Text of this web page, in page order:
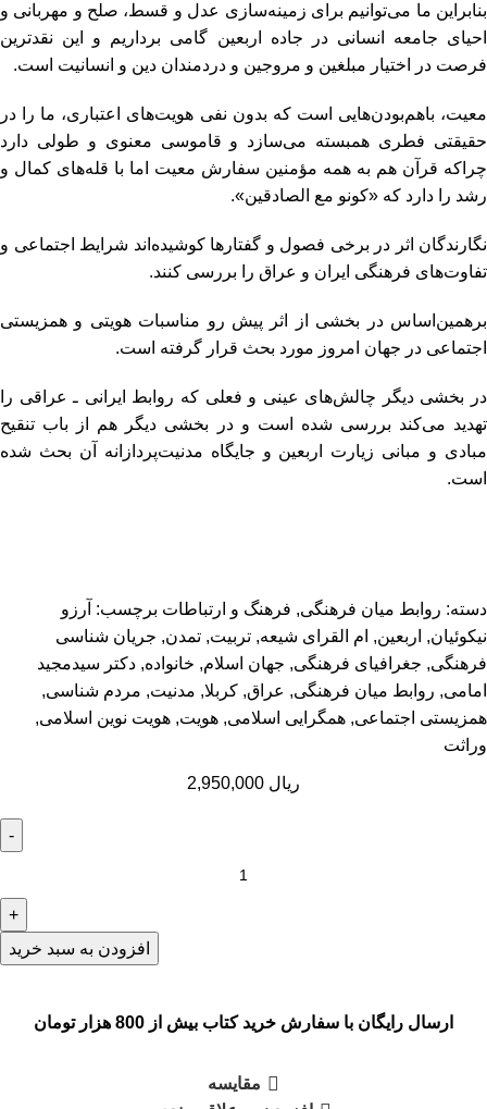
بنابراین ما می‌توانیم برای زمینه‌سازی عدل و قسط، صلح و مهربانی و‌
احیای جامعه انسانی در جاده اربعین گامی برداریم و این نقدترین
فرصت در اختیار مبلغین و مروجین و دردمندان دین و انسانیت است.
معیت، با‌هم‌بودن‌هایی است که بدون نفی هویت‌های اعتباری، ما را در
حقیقتی فطری همبسته می‌سازد و قاموسی معنوی و طولی دارد
چرا‌که قرآن هم به همه مؤمنین سفارش معیت اما با قله‌های کمال و
رشد را دارد که «کونو مع الصادقین».
نگارندگان اثر در برخی فصول و گفتارها کوشیده‌اند شرایط اجتماعی و
تفاوت‌های فرهنگی‌ ایران و عراق را بررسی کنند.
بر‌همین‌اساس در بخشی از اثر پیش رو مناسبات هویتی و همزیستی
اجتماعی در جهان امروز مورد بحث قرار گرفته است.
در بخشی دیگر چالش‌های عینی و فعلی که روابط ایرانی ـ عراقی را
تهدید می‌کند بررسی شده است و در بخشی دیگر هم از باب تنقیح
مبادی و مبانی زیارت اربعین و جایگاه مدنیت‌پردازانه آن بحث شده
است.
دسته: روابط میان فرهنگی, فرهنگ و ارتباطات برچسب: آرزو
نیکوئیان, اربعین, ام القرای شیعه, تربیت, تمدن, جریان شناسی
فرهنگی, جغرافیای فرهنگی, جهان اسلام, خانواده, دکتر سیدمجید
امامی, روابط میان فرهنگی, عراق, کربلا, مدنیت, مردم شناسی,
همزیستی اجتماعی, همگرایی اسلامی, هویت, هویت نوین اسلامی,
وراثت
ریال
افزودن به سبد خرید
ارسال رایگان با سفارش خرید کتاب بیش از 800 هزار تومان
مقایسه